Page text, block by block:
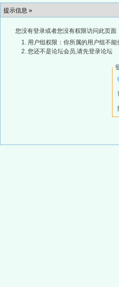
提示信息 »
您没有登录或者您没有权限访问此页面
用户组权限：你所属的用户组不能
您还不是论坛会员,请先登录论坛